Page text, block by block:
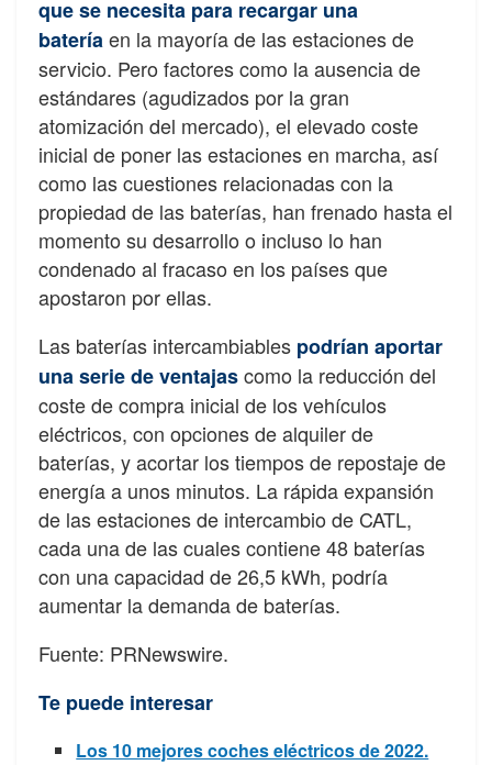
que se necesita para recargar una
bateríaen la mayoría de las estaciones de
servicio. Pero factores como la ausencia de
estándares (agudizados por la gran
atomización del mercado), el elevado coste
inicial de poner las estaciones en marcha, así
como las cuestiones relacionadas con la
propiedad de las baterías, han frenado hasta el
momento su desarrollo o incluso lo han
condenado al fracaso en los países que
apostaron por ellas.
Las baterías intercambiables podrían aportar
una serie de ventajascomo la reducción del
coste de compra inicial de los vehículos
eléctricos, con opciones de alquiler de
baterías, y acortar los tiempos de repostaje de
energía a unos minutos. La rápida expansión
de las estaciones de intercambio de CATL,
cada una de las cuales contiene 48 baterías
con una capacidad de 26,5 kWh, podría
aumentar la demanda de baterías.
Fuente: PRNewswire.
Te puede interesar
Los 10 mejores coches eléctricos de 2022.